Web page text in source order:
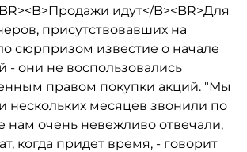
идут</B><BR>Для
присутствовавших на
сюрпризом известие о начале
- они не воспользовались
правом покупки акций. "Мы
нескольких месяцев звонили по
нам очень невежливо отвечали,
когда придет время, - говорит